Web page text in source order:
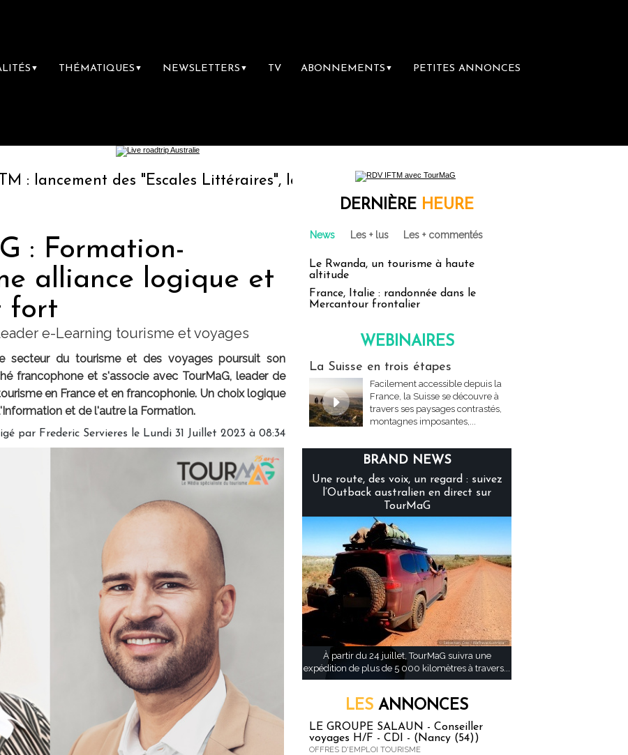
▼ THÉMATIQUES ▼ NEWSLETTERS ▼ TV ABONNEMENTS ▼ PETITES ANNONCES
des "Escales Littéraires", la première librairie du voyage
: Formation-
alliance logique et
fort
e-Learning tourisme et voyages
secteur du tourisme et des voyages poursuit son
francophone et s'associe avec TourMaG, leader de
en France et en francophonie. Un choix logique
et de l'autre la Formation.
par Frederic Servieres le Lundi 31 Juillet 2023 à 08:34
DERNIÈRE HEURE
News Les + lus Les + commentés
Le Rwanda, un tourisme à haute
altitude
France, Italie : randonnée dans le
Mercantour frontalier
WEBINAIRES
La Suisse en trois étapes
Facilement accessible depuis la
France, la Suisse se découvre à
travers ses paysages contrastés,
montagnes imposantes,...
BRAND NEWS
Une route, des voix, un regard : suivez
l’Outback australien en direct sur
TourMaG
À partir du 24 juillet, TourMaG suivra une
expédition de plus de 5 000 kilomètres à travers...
LES ANNONCES
LE GROUPE SALAUN - Conseiller
voyages H/F - CDI - (Nancy (54))
OFFRES D'EMPLOI TOURISME